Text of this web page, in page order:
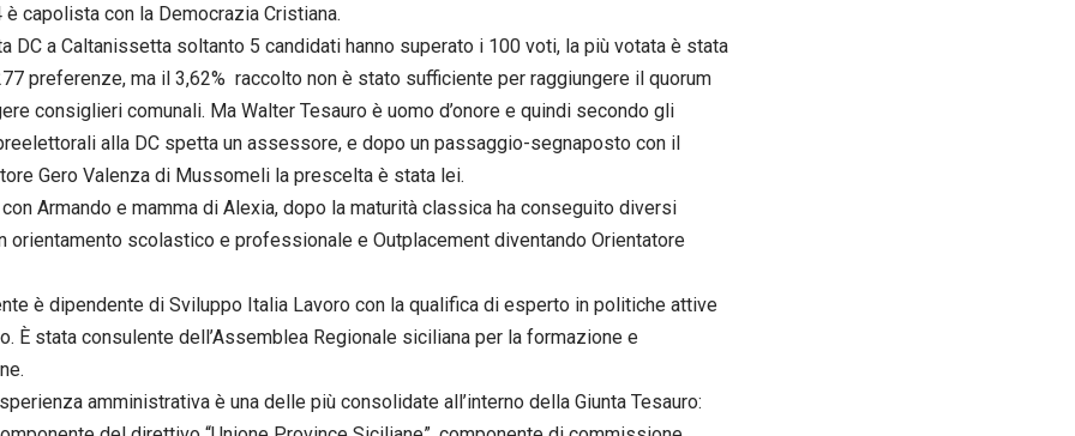
capolista con la Democrazia Cristiana.
DC a Caltanissetta soltanto 5 candidati hanno superato i 100 voti, la più votata è stata
preferenze, ma il 3,62% raccolto non è stato sufficiente per raggiungere il quorum
consiglieri comunali. Ma Walter Tesauro è uomo d’onore e quindi secondo gli
alla DC spetta un assessore, e dopo un passaggio-segnaposto con il
Gero Valenza di Mussomeli la prescelta è stata lei.
Armando e mamma di Alexia, dopo la maturità classica ha conseguito diversi
orientamento scolastico e professionale e Outplacement diventando Orientatore
è dipendente di Sviluppo Italia Lavoro con la qualifica di esperto in politiche attive
È stata consulente dell’Assemblea Regionale siciliana per la formazione e
amministrativa è una delle più consolidate all’interno della Giunta Tesauro: